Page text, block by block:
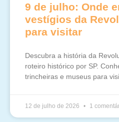
9 de julho: Onde
vestígios da
para visitar
Descubra a história da
roteiro histórico por SP.
trincheiras e museus para
12 de julho de 2026 1